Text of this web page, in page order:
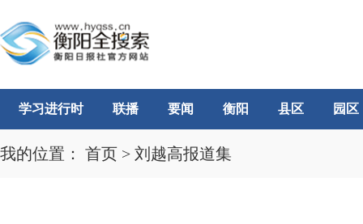
学习进行时 联播 要闻 衡阳 县区 园区
我的位置： 首页 > 刘越高报道集